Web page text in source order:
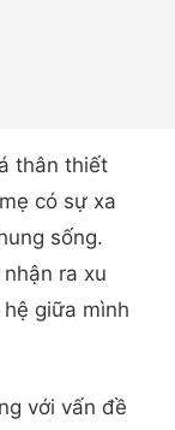
thân thiết
có sự xa
sống.
ra xu
giữa mình
với vấn đề